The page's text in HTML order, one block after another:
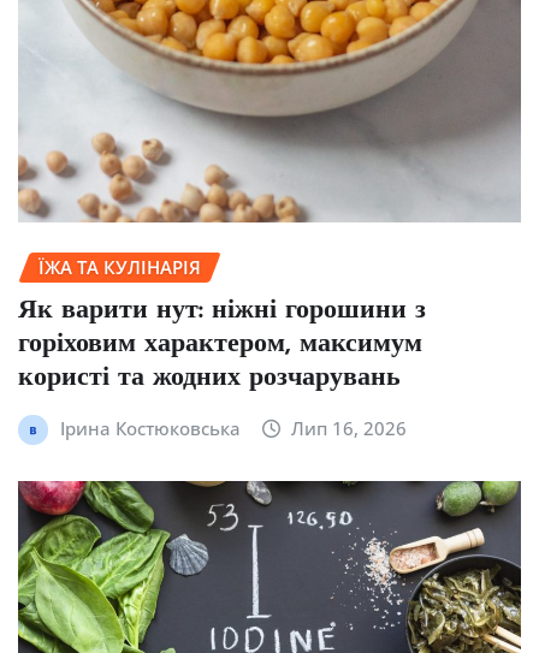
ЇЖА ТА КУЛІНАРІЯ
Як варити нут: ніжні горошини з
горіховим характером, максимум
користі та жодних розчарувань
Ірина Костюковська Лип 16, 2026